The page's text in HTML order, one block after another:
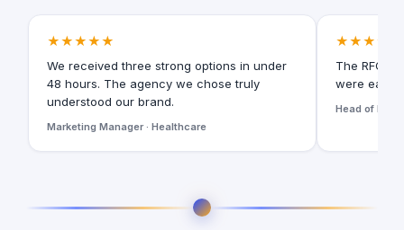
★★★★★
We received three strong options in under
48 hours. The agency we chose truly
understood our brand.
Marketing Manager · Healthcare
★★★★★
The RFQ
were easy
Head of